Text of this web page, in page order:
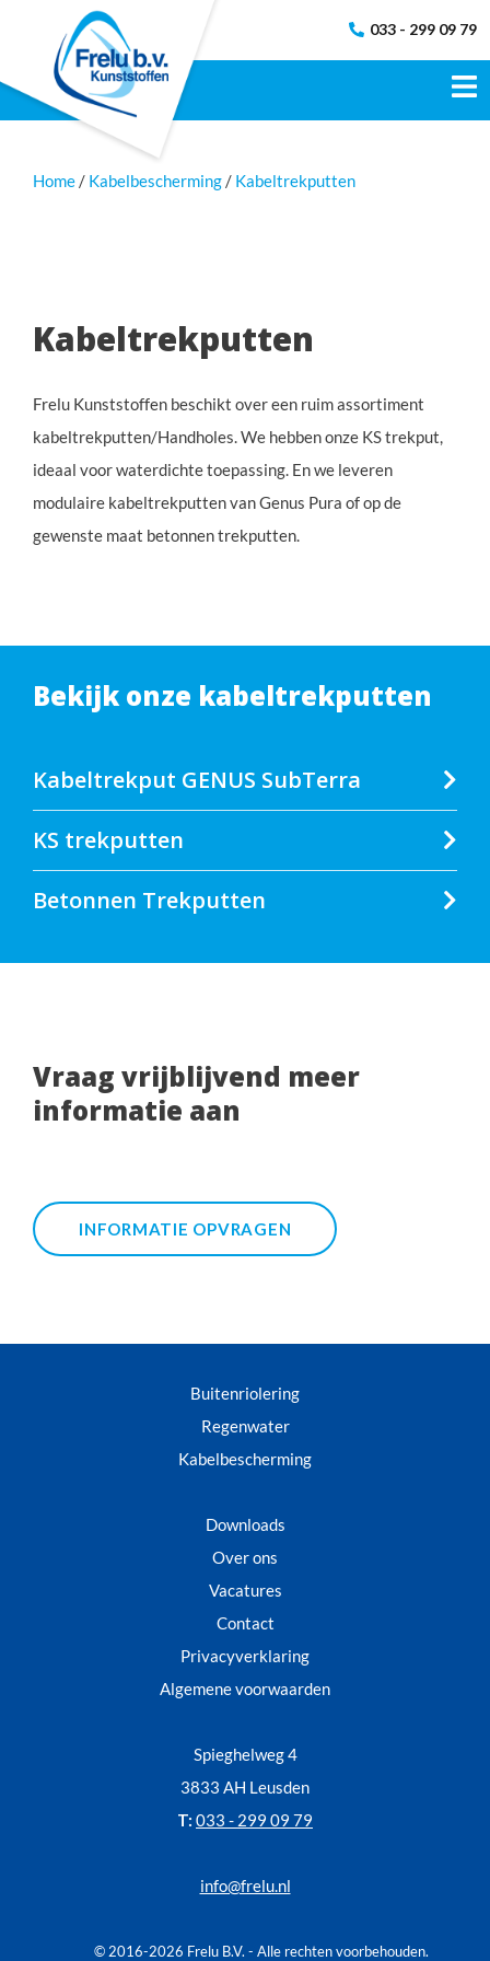
033 - 299 09 79
Home Kabelbescherming Kabeltrekputten
Kabeltrekputten
Frelu Kunststoffen beschikt over een ruim assortiment
kabeltrekputten/Handholes. We hebben onze KS trekput,
ideaal voor waterdichte toepassing. En we leveren
modulaire kabeltrekputten van Genus Pura of op de
gewenste maat betonnen trekputten.
Bekijk onze kabeltrekputten
Kabeltrekput GENUS SubTerra
KS trekputten
Betonnen Trekputten
Vraag vrijblijvend meer
informatie aan
INFORMATIE OPVRAGEN
Buitenriolering
Regenwater
Kabelbescherming
Downloads
Over ons
Vacatures
Contact
Privacyverklaring
Algemene voorwaarden
Spieghelweg 4
3833 AH Leusden
T: 033 - 299 09 79
info@frelu.nl
© 2016-2026 Frelu B.V. - Alle rechten voorbehouden.